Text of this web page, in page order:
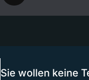
Sie wollen keine